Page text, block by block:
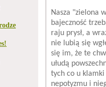
Nasza "zielona
bajeczność
raju prysł, a
nie lubią się
się im, że te
ułudą
tych co u klamki
nepotyzmu i